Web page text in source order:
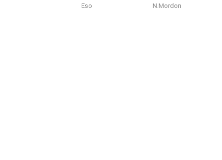
Eso N.Mordon